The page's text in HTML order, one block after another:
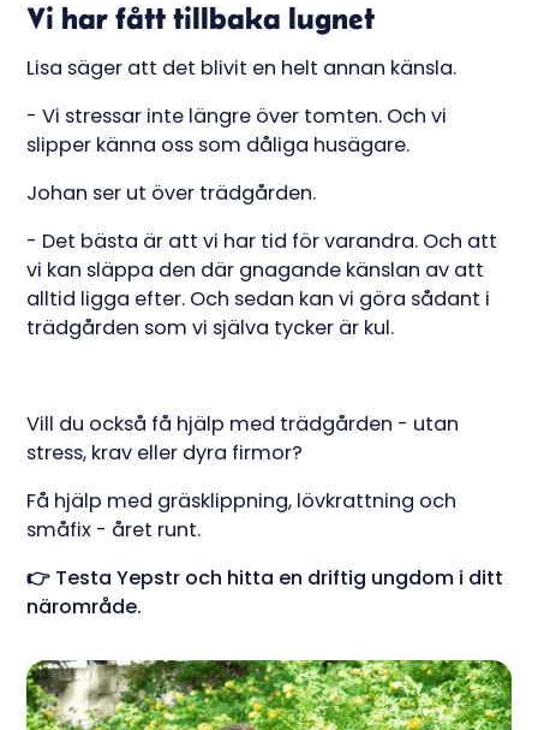
Vi har fått tillbaka lugnet
Lisa säger att det blivit en helt annan känsla.
- Vi stressar inte längre över tomten. Och vi
slipper känna oss som dåliga husägare.
Johan ser ut över trädgården.
- Det bästa är att vi har tid för varandra. Och att
vi kan släppa den där gnagande känslan av att
alltid ligga efter. Och sedan kan vi göra sådant i
trädgården som vi själva tycker är kul.
Vill du också få hjälp med trädgården - utan
stress, krav eller dyra firmor?
Få hjälp med gräsklippning, lövkrattning och
småfix - året runt.
👉 Testa Yepstr och hitta en driftig ungdom i ditt
närområde.